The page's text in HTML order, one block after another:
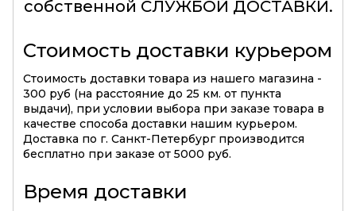
собственной СЛУЖБОЙ ДОСТАВКИ.
Стоимость доставки курьером
Стоимость доставки товара из нашего магазина -
300 руб (на расстояние до 25 км. от пункта
выдачи), при условии выбора при заказе товара в
качестве способа доставки нашим курьером.
Доставка по г. Санкт-Петербург производится
бесплатно при заказе от 5000 руб.
Время доставки